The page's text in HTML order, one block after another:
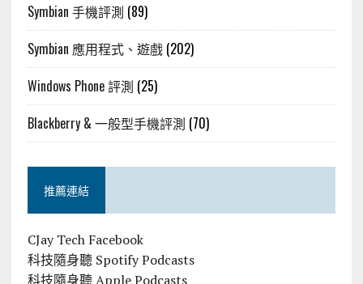
Symbian 手機評測 (89)
Symbian 應用程式、遊戲(202)
Windows Phone 評測 (25)
Blackberry & 一般型手機評測 (70)
推薦連結
CJay Tech Facebook
科技隨身聽 Spotify Podcasts
科技隨身聽 Apple Podcasts